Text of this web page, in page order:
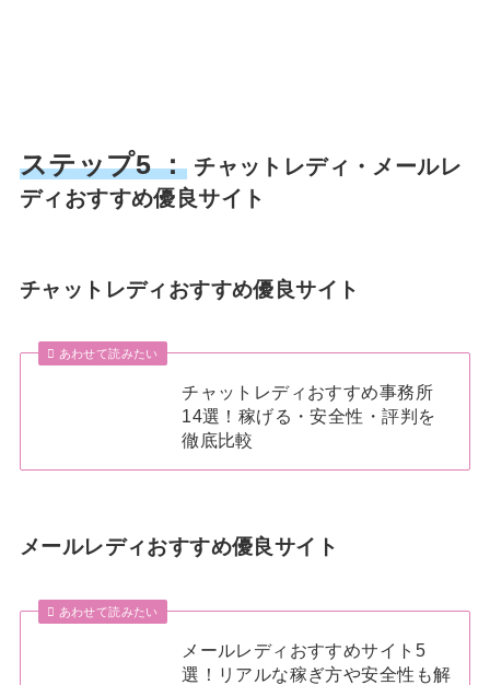
ステップ5 ：チャットレディ・メールレ
ディおすすめ優良サイト
チャットレディおすすめ優良サイト
あわせて読みたい
チャットレディおすすめ事務所
14選！稼げる・安全性・評判を
徹底比較
メールレディおすすめ優良サイト
あわせて読みたい
メールレディおすすめサイト5
選！リアルな稼ぎ方や安全性も解